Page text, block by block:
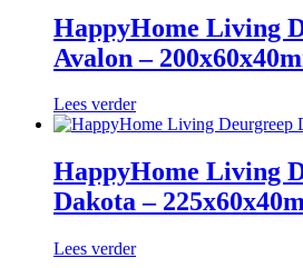
HappyHome Living
Avalon –
Lees verder
HappyHome Living
Dakota –
Lees verder